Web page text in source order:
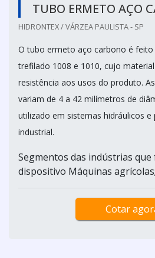
TUBO ERMETO AÇO
HIDRONTEX / VÁRZEA PAULISTA - SP
O tubo ermeto aço carbono é
trefilado 1008 e 1010, cujo
resistência aos usos do produto.
variam de 4 a 42 milímetros de
utilizado em sistemas hidráulicos
industrial.
Segmentos das indústrias que
dispositivo Máquinas
Cotar